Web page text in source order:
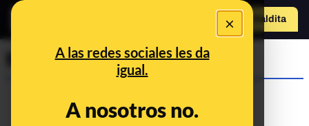
×
A las redes sociales les da
igual.
A nosotros no.
Hazte Maldita
Maldito Dato